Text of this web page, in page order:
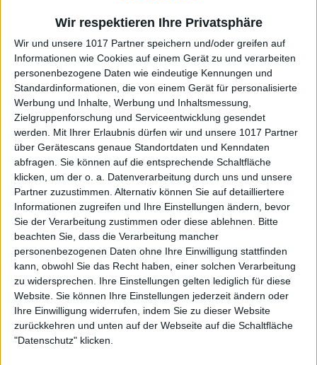
Wir respektieren Ihre Privatsphäre
Wir und unsere 1017 Partner speichern und/oder greifen auf
Informationen wie Cookies auf einem Gerät zu und verarbeiten
personenbezogene Daten wie eindeutige Kennungen und
Standardinformationen, die von einem Gerät für personalisierte
Werbung und Inhalte, Werbung und Inhaltsmessung,
Zielgruppenforschung und Serviceentwicklung gesendet
werden.
Mit Ihrer Erlaubnis dürfen wir und unsere 1017 Partner
über Gerätescans genaue Standortdaten und Kenndaten
abfragen. Sie können auf die entsprechende Schaltfläche
klicken, um der o. a. Datenverarbeitung durch uns und unsere
Partner zuzustimmen. Alternativ können Sie auf detailliertere
Informationen zugreifen und Ihre Einstellungen ändern, bevor
Sie der Verarbeitung zustimmen oder diese ablehnen.
Bitte
beachten Sie, dass die Verarbeitung mancher
personenbezogenen Daten ohne Ihre Einwilligung stattfinden
kann, obwohl Sie das Recht haben, einer solchen Verarbeitung
zu widersprechen. Ihre Einstellungen gelten lediglich für diese
Website. Sie können Ihre Einstellungen jederzeit ändern oder
Ihre Einwilligung widerrufen, indem Sie zu dieser Website
zurückkehren und unten auf der Webseite auf die Schaltfläche
"Datenschutz" klicken.